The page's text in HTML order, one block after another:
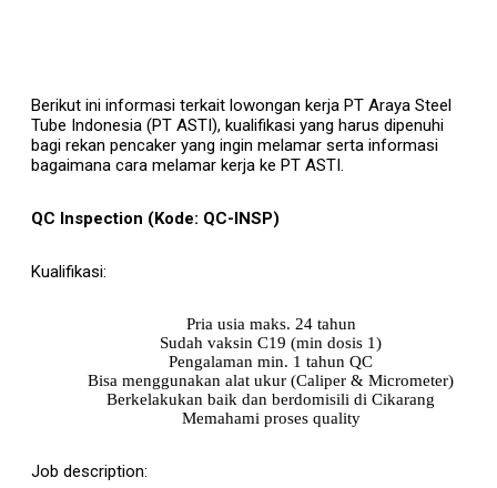
Berikut ini informasi terkait lowongan kerja PT Araya Steel
Tube Indonesia (PT ASTI), kualifikasi yang harus dipenuhi
bagi rekan pencaker yang ingin melamar serta informasi
bagaimana cara melamar kerja ke PT ASTI.
QC Inspection (Kode: QC-INSP)
Kualifikasi:
Pria usia maks. 24 tahun
Sudah vaksin C19 (min dosis 1)
Pengalaman min. 1 tahun QC
Bisa menggunakan alat ukur (Caliper & Micrometer)
Berkelakukan baik dan berdomisili di Cikarang
Memahami proses quality
Job description: